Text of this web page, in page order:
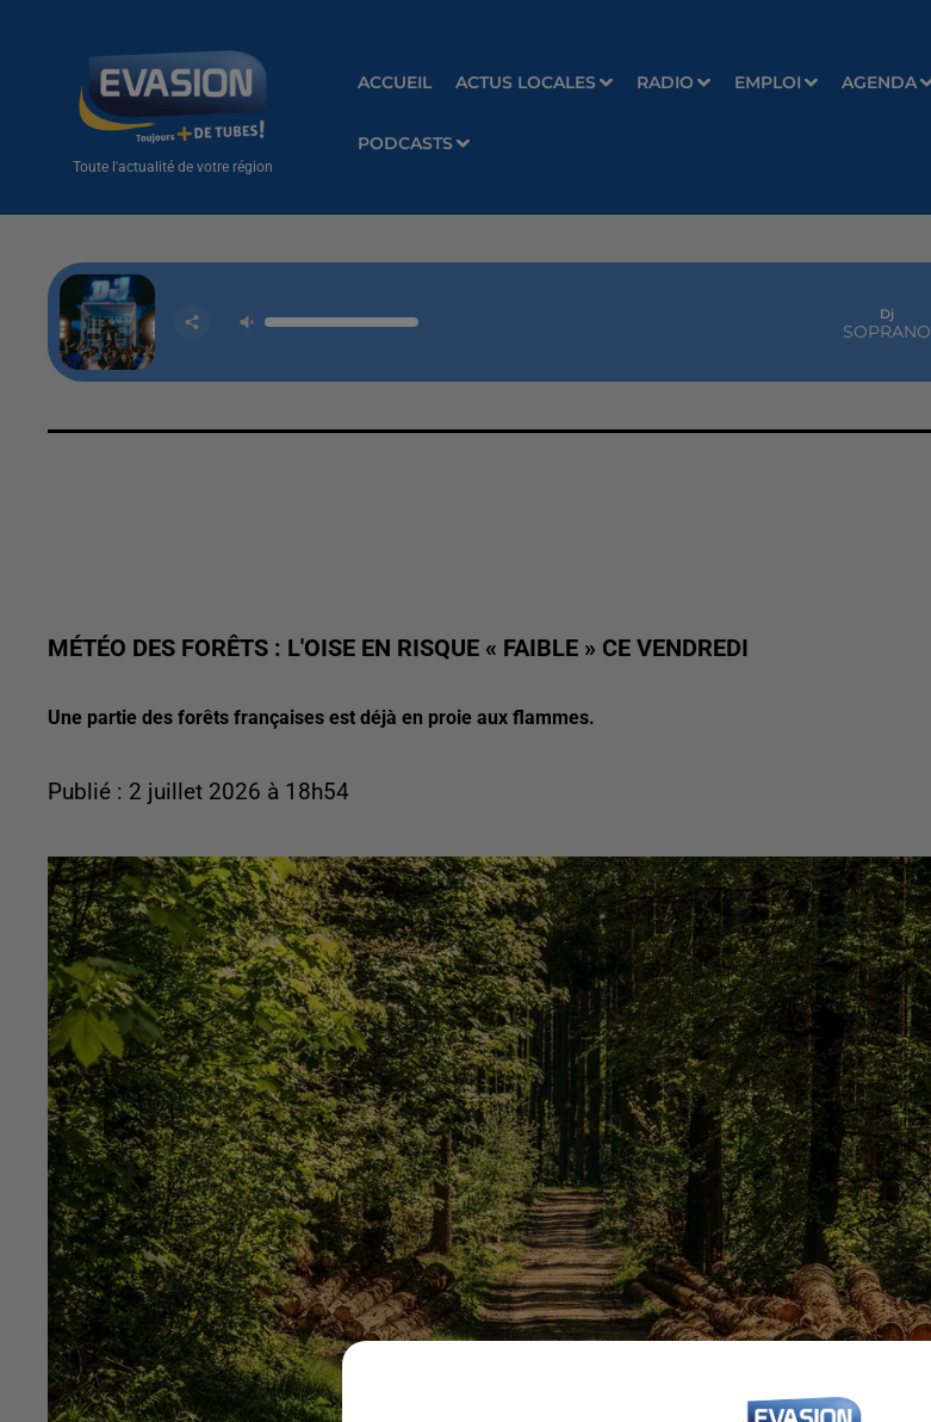
Toute l'actualité de votre région
ACCUEIL ACTUS LOCALES RADIO EMPLOI AGENDA
PODCASTS
Dj
SOPRANO
MÉTÉO DES FORÊTS : L'OISE EN RISQUE « FAIBLE » CE VENDREDI
Une partie des forêts françaises est déjà en proie aux flammes.
Publié : 2 juillet 2026 à 18h54